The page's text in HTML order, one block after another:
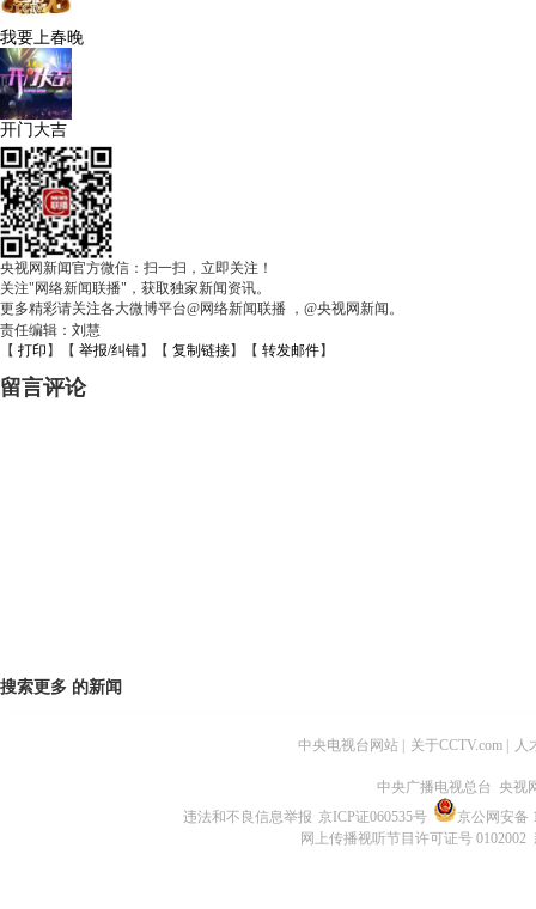
我要上春晚
开门大吉
央视网新闻官方微信：扫一扫，立即关注！
关注"网络新闻联播"，获取独家新闻资讯。
更多精彩请关注各大微博平台@网络新闻联播 ，@央视网新闻。
责任编辑：刘慧
【 打印 】【 举报/纠错】【 复制链接】【 转发邮件】
留言评论
搜索更多 的新闻
中央电视台网站 关于CCTV.com 人
中央广播电视总台 央视
违法和不良信息举报 京ICP证060535号
京公网安备
网上传播视听节目许可证号 0102002